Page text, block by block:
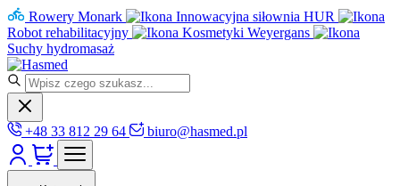
Rowery Monark
Innowacyjna siłownia HUR
Robot rehabilitacyjny
Kosmetyki Weyergans
Suchy hydromasaż
+48 33 812 29 64 biuro@hasmed.pl